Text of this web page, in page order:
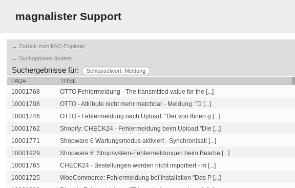
magnalister Support
← Zurück zum FAQ-Explorer
← Suchoptionen ändern
Suchergebnisse für:
Schlüsselwort: Meldung
FAQ#
TITEL
10001768 OTTO Fehlermeldung - The transmitted value for the [...]
10001708
OTTO - Attribute nicht mehr matchbar - Meldung: "D [...]
10001746
OTTO - Fehlermeldung nach Upload: "Der von Ihnen g [...]
10001762
Shopify: CHECK24 - Fehlermeldung beim Upload "Die [...]
10001771
Shopware 6 Wartungsmodus aktiviert - Synchronisati [...]
10001929
Shopware 6: Shopsystem-Fehlermeldungen beim Bearbe [...]
10001765
CHECK24 - Bestellungen werden nicht importiert - m [...]
10001725
WooCommerce: Fehlermeldung bei Installation "Das P [...]